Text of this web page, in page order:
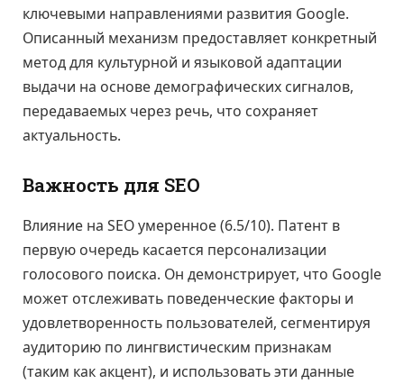
ключевыми направлениями развития Google.
Описанный механизм предоставляет конкретный
метод для культурной и языковой адаптации
выдачи на основе демографических сигналов,
передаваемых через речь, что сохраняет
актуальность.
Важность для SEO
Влияние на SEO умеренное (6.5/10). Патент в
первую очередь касается персонализации
голосового поиска. Он демонстрирует, что Google
может отслеживать поведенческие факторы и
удовлетворенность пользователей, сегментируя
аудиторию по лингвистическим признакам
(таким как акцент), и использовать эти данные